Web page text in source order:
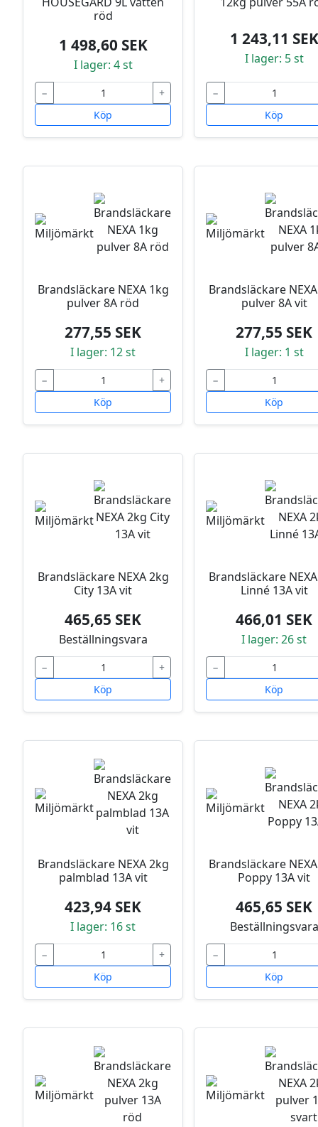
röd
1 498,60 SEK
I lager: 4 st
−
+
Köp
1 243,11 SEK
I lager: 5 st
−
Köp
Brandsläckare NEXA 1kg
pulver 8A röd
277,55 SEK
I lager: 12 st
−
+
Köp
Brandsläckare
pulver 8A vit
277,55 SEK
I lager: 1 st
−
Köp
Brandsläckare NEXA 2kg
City 13A vit
465,65 SEK
Beställningsvara
−
+
Köp
Brandsläckare
Linné 13A vit
466,01 SEK
I lager: 26 st
−
Köp
Brandsläckare NEXA 2kg
palmblad 13A vit
423,94 SEK
I lager: 16 st
−
+
Köp
Brandsläckare
Poppy 13A vit
465,65 SEK
Beställningsvara
−
Köp